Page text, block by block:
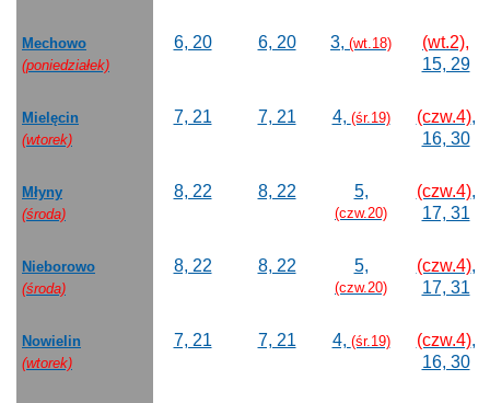
Mechowo
(poniedziałek)
6, 20 6, 20 3, (wt.18)
(wt.2),
15, 29
Mielęcin
(wtorek)
7, 21 7, 21 4, (śr.19) (czw.4),
16, 30
Młyny
(środa)
8, 22 8, 22 5,
(czw.20)
(czw.4),
17, 31
Nieborowo
(środa)
8, 22 8, 22 5,
(czw.20)
(czw.4),
17, 31
Nowielin
(wtorek)
7, 21 7, 21 4, (śr.19) (czw.4),
16, 30